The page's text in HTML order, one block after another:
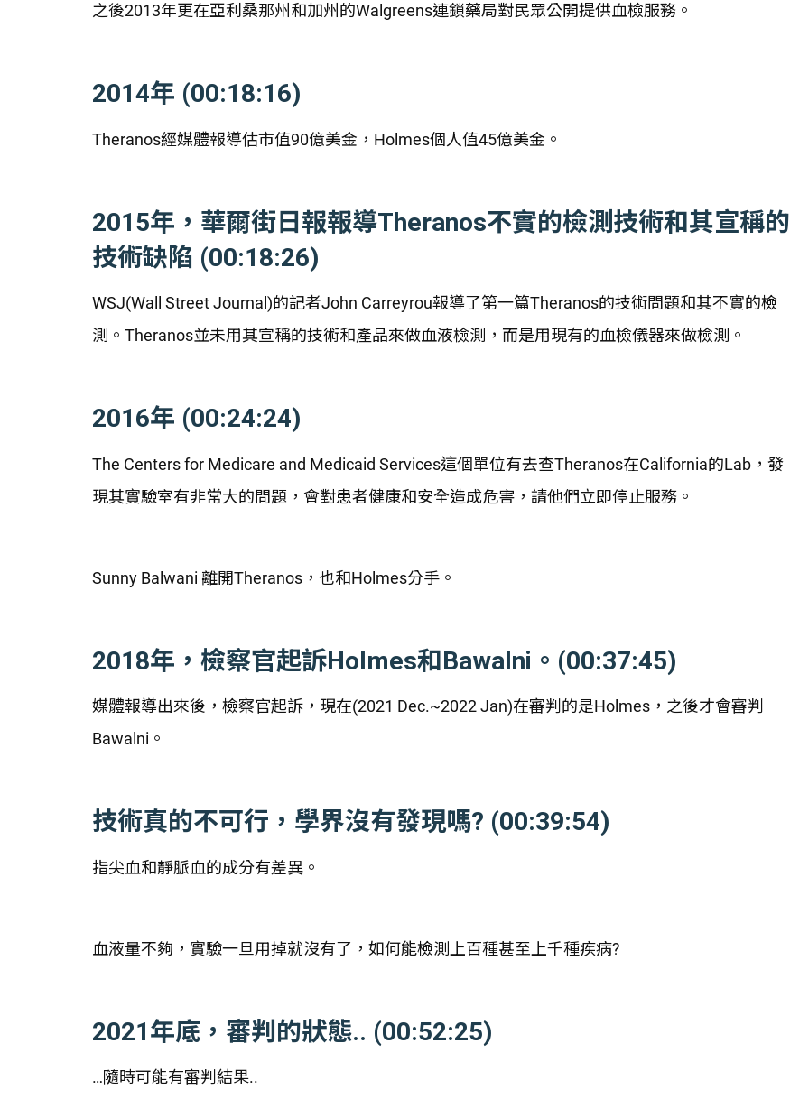
之後2013年更在亞利桑那州和加州的Walgreens連鎖藥局對民眾公開提供血檢服務。
2014年 (00:18:16)
Theranos經媒體報導估市值90億美金，Holmes個人值45億美金。
2015年，華爾街日報報導Theranos不實的檢測技術和其宣稱的
技術缺陷 (00:18:26)
WSJ(Wall Street Journal)的記者John Carreyrou報導了第一篇Theranos的技術問題和其不實的檢
測。Theranos並未用其宣稱的技術和產品來做血液檢測，而是用現有的血檢儀器來做檢測。
2016年 (00:24:24)
The Centers for Medicare and Medicaid Services這個單位有去查Theranos在California的Lab，發
現其實驗室有非常大的問題，會對患者健康和安全造成危害，請他們立即停止服務。
Sunny Balwani 離開Theranos，也和Holmes分手。
2018年，檢察官起訴Holmes和Bawalni。(00:37:45)
媒體報導出來後，檢察官起訴，現在(2021 Dec.~2022 Jan)在審判的是Holmes，之後才會審判
Bawalni。
技術真的不可行，學界沒有發現嗎? (00:39:54)
指尖血和靜脈血的成分有差異。
血液量不夠，實驗一旦用掉就沒有了，如何能檢測上百種甚至上千種疾病?
2021年底，審判的狀態.. (00:52:25)
…隨時可能有審判結果..